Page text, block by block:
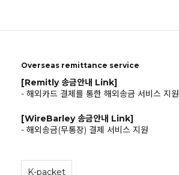
Overseas remittance service
[Remitly 송금안내 Link]
- 해외카드 결제를 통한 해외송금 서비스 지원
[WireBarley 송금안내 Link]
- 해외송금(무통장) 결제 서비스 지원
K-packet